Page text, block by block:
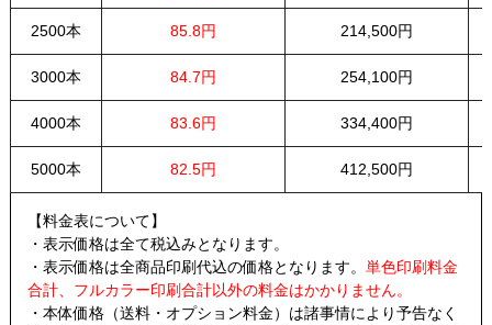
2500本 85.8円 214,500円
3000本 84.7円 254,100円
4000本 83.6円 334,400円
5000本 82.5円 412,500円
【料金表について】
・表示価格は全て税込みとなります。
・表示価格は全商品印刷代込の価格となります。 単色印刷料金
合計、フルカラー印刷合計以外の料金はかかりません。
・本体価格（送料・オプション料金）は諸事情により予告なく